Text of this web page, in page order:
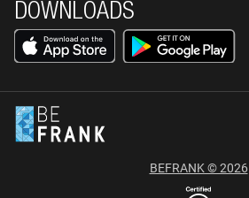
DOWNLOADS
BEFRANK © 2026